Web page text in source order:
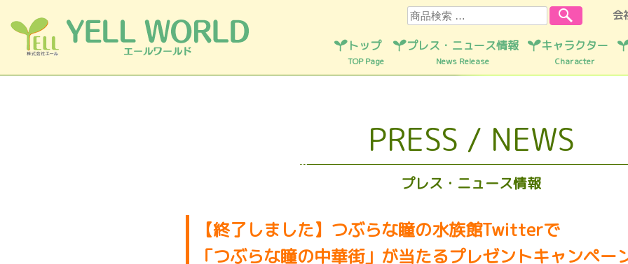
トップ
TOP Page
プレス・ニュース情報
News Release
キャラクター
Character
会
検索
PRESS / NEWS
プレス・ニュース情報
【終了しました】つぶらな瞳の水族館Twitterで
「つぶらな瞳の中華街」が当たるプレゼントキャンペー